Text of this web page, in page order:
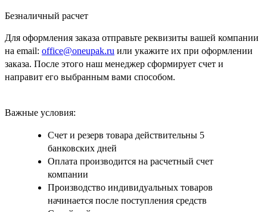
Безналичный расчет
Для оформления заказа отправьте реквизиты вашей компании
на email: office@oneupak.ru или укажите их при оформлении
заказа. После этого наш менеджер сформирует счет и
направит его выбранным вами способом.
Важные условия:
Счет и резерв товара действительны 5
банковских дней
Оплата производится на расчетный счет
компании
Производство индивидуальных товаров
начинается после поступления средств